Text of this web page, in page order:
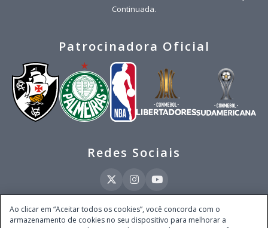
Continuada.
Patrocinadora Oficial
Redes Sociais
Este site é operado pela Ventmear Brasil LTDA (CNPJ 52.868.380/0001-84), com
Ao clicar em “Aceitar todos os cookies”, você concorda com o
armazenamento de cookies no seu dispositivo para melhorar a